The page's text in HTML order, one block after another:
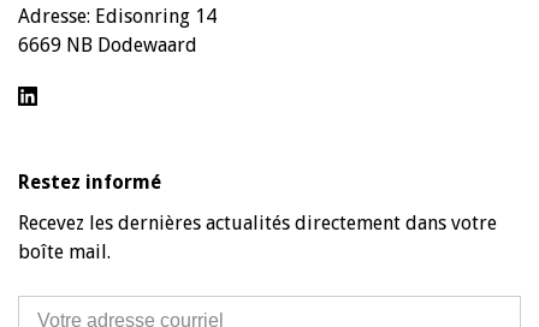
Adresse: Edisonring 14
6669 NB Dodewaard
Restez informé
Recevez les dernières actualités directement dans votre
boîte mail.